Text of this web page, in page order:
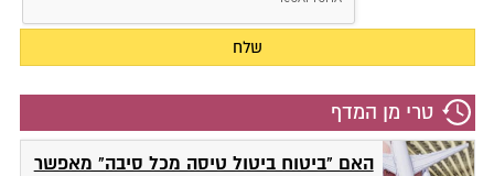
טרי מן המדף
האם "ביטוח ביטול טיסה מכל סיבה" מאפשר